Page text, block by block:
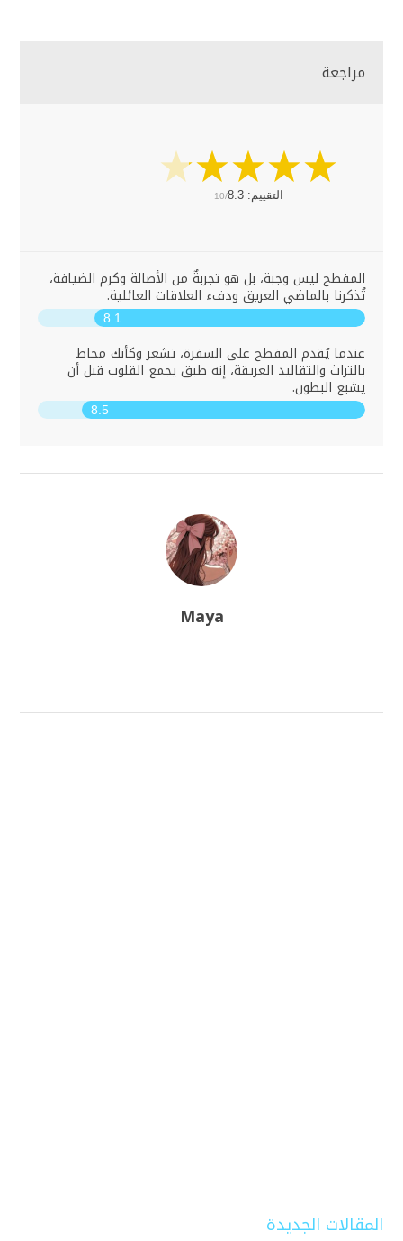
مراجعة
التقييم: 10/8.3
المفطح ليس وجبة، بل هو تجربةٌ من الأصالة وكرم الضيافة،
تُذكرنا بالماضي العريق ودفء العلاقات العائلية.
8.1
عندما يُقدم المفطح على السفرة، تشعر وكأنك محاط
بالتراث والتقاليد العريقة، إنه طبق يجمع القلوب قبل أن
يشبع البطون.
8.5
Maya
المقالات الجديدة